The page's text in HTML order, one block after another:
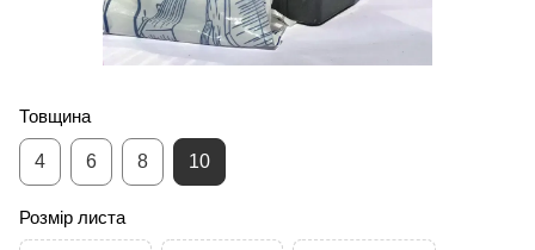
Товщина
4 6 8 10
Розмір листа